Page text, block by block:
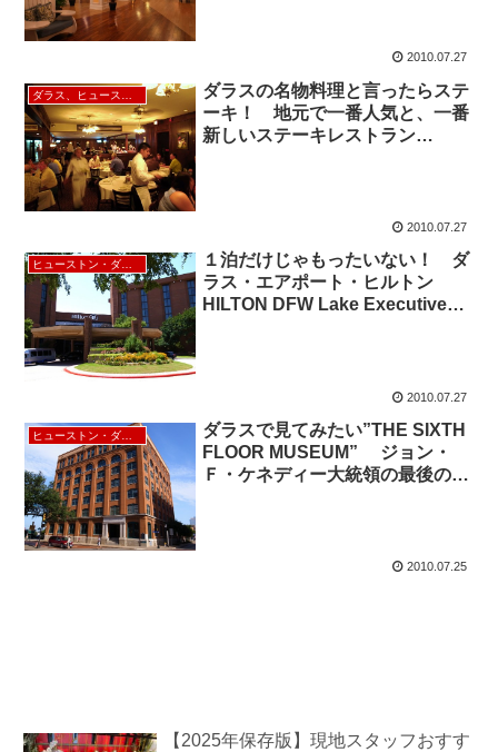
2010.07.27
ダラスの名物料理と言ったらステ
ーキ！ 地元で一番人気と、一番
新しいステーキレストラン
2010.07.27
ヒューストン・ダラス
１泊だけじゃもったいない！ ダ
ラス・エアポート・ヒルトン
HILTON DFW Lake Executive
2010.07.27
ヒューストン・ダラス
ダラスで見てみたい”THE SIXTH
FLOOR MUSEUM” ジョン・
Ｆ・ケネディー大統領の最後の日
2010.07.25
【2025年保存版】現地スタッフおすす